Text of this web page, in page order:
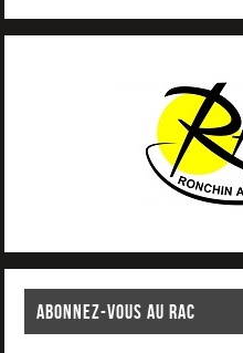
ABONNEZ-VOUS AU RAC